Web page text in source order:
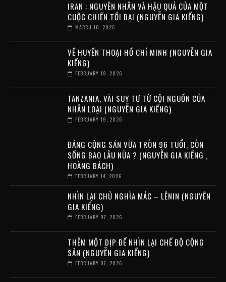
IRAN : NGUYÊN NHÂN VÀ HẬU QUẢ CỦA MỘT
CUỘC CHIẾN TỒI BẠI (NGUYỄN GIA KIỂNG)
MARCH 10, 2026
VỀ HUYỀN THOẠI HỒ CHÍ MINH (NGUYỄN GIA
KIỂNG)
FEBRUARY 19, 2026
TANZANIA, VÀI SUY TƯ TỪ CỘI NGUỒN CỦA
NHÂN LOẠI (NGUYỄN GIA KIỂNG)
FEBRUARY 19, 2026
ĐẢNG CỘNG SẢN VỪA TRÒN 96 TUỔI, CÒN
SỐNG BAO LÂU NỮA ? (NGUYỄN GIA KIỂNG ,
HOÀNG BÁCH)
FEBRUARY 14, 2026
NHÌN LẠI CHỦ NGHĨA MÁC – LÊNIN (NGUYỄN
GIA KIỂNG)
FEBRUARY 07, 2026
THÊM MỘT DỊP ĐỂ NHÌN LẠI CHẾ ĐỘ CỘNG
SẢN (NGUYỄN GIA KIỂNG)
FEBRUARY 07, 2026